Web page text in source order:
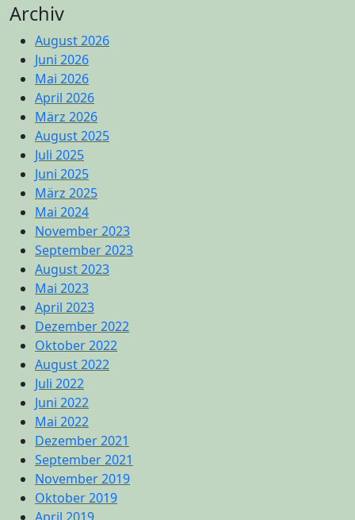
Archiv
August 2026
Juni 2026
Mai 2026
April 2026
März 2026
August 2025
Juli 2025
Juni 2025
März 2025
Mai 2024
November 2023
September 2023
August 2023
Mai 2023
April 2023
Dezember 2022
Oktober 2022
August 2022
Juli 2022
Juni 2022
Mai 2022
Dezember 2021
September 2021
November 2019
Oktober 2019